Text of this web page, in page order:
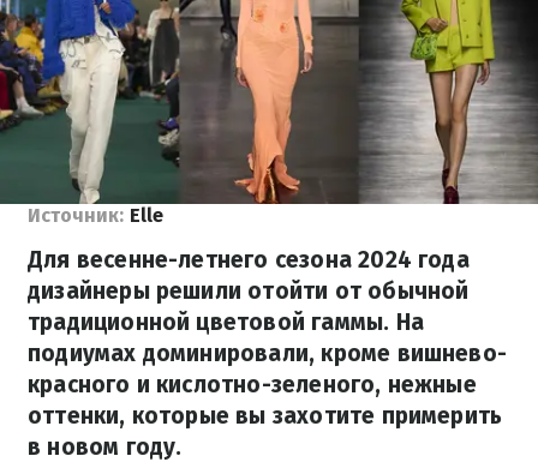
Источник: Elle
Для весенне-летнего сезона 2024 года
дизайнеры решили отойти от обычной
традиционной цветовой гаммы. На
подиумах доминировали, кроме вишнево-
красного и кислотно-зеленого, нежные
оттенки, которые вы захотите примерить
в новом году.